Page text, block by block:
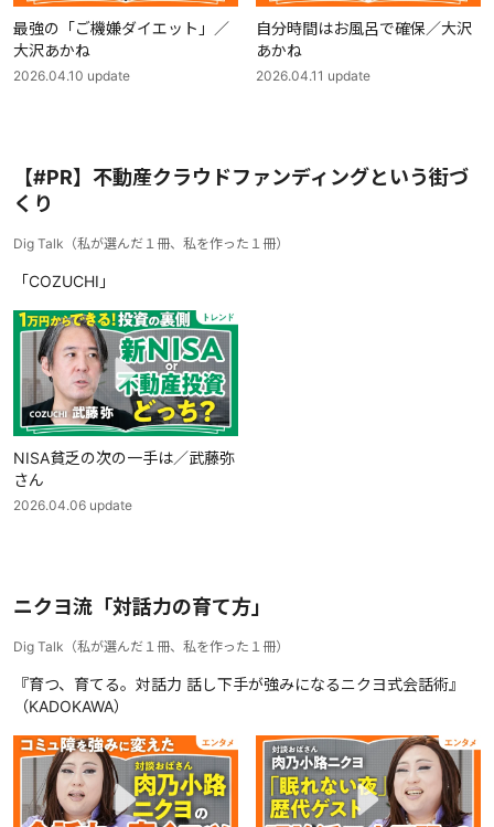
最強の「ご機嫌ダイエット」／
大沢あかね
2026.04.10 update
自分時間はお風呂で確保／大沢
あかね
2026.04.11 update
【#PR】不動産クラウドファンディングという街づ
くり
Dig Talk （私が選んだ１冊、私を作った１冊）
「COZUCHI」
NISA貧乏の次の一手は／武藤弥
さん
2026.04.06 update
ニクヨ流「対話力の育て方」
Dig Talk （私が選んだ１冊、私を作った１冊）
『育つ、育てる。対話力 話し下手が強みになるニクヨ式会話術』
（KADOKAWA）